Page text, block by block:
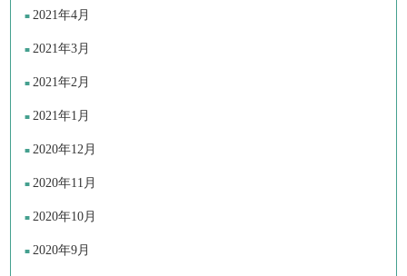
2021年4月
2021年3月
2021年2月
2021年1月
2020年12月
2020年11月
2020年10月
2020年9月